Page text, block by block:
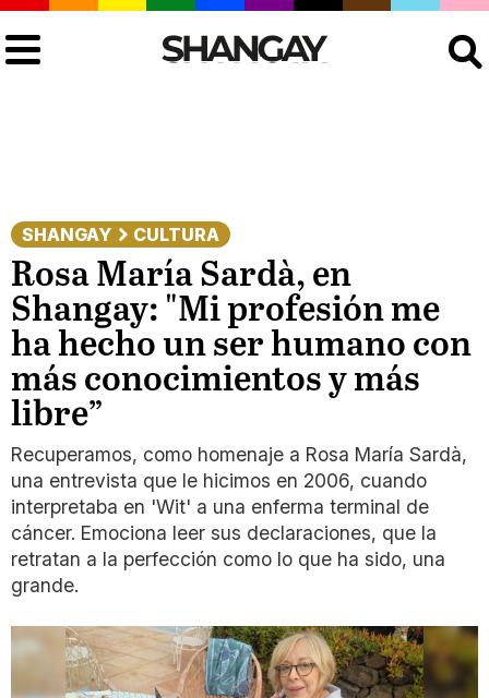
SHANGAY CULTURA
Rosa María Sardà, en
Shangay: "Mi profesión me
ha hecho un ser humano con
más conocimientos y más
libre”
Recuperamos, como homenaje a Rosa María Sardà,
una entrevista que le hicimos en 2006, cuando
interpretaba en 'Wit' a una enferma terminal de
cáncer. Emociona leer sus declaraciones, que la
retratan a la perfección como lo que ha sido, una
grande.